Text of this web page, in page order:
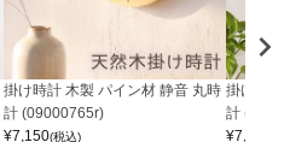
掛け時計 木製 パイン材 静音 丸時
計 (09000765r)
¥7,150(税込)
掛け時
計
¥7,150